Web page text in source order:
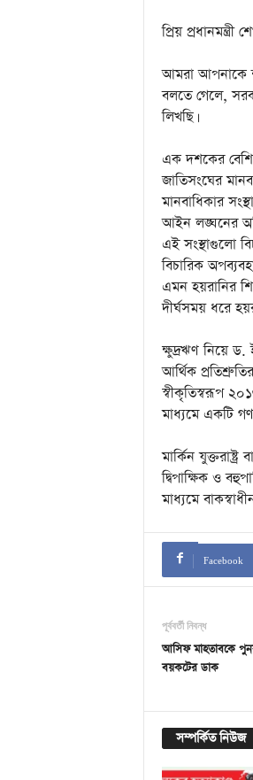
প্রিয় প্রধানমন্ত্রী
আমরা আপনাকে
বলতে গেলে,
লিখছি।
এক দশকের বেশি
জাতিসংঘের
মানবাধিকার
আইন লঙ্ঘনের
এই সংস্থাগুলো
বিচারিক
এমন হয়রানির
দীর্ঘসময় ধরে
ক্ষুদ্রঋণ নিয়ে ড.
আর্থিক
স্বীকৃতিস্বরূপ
মাধ্যমে একটি
মার্কিন
দ্বিপাক্ষিক ও
মাধ্যমে
Facebook
পূর্ববর্তী নিবন্ধ
আসিফ মাহতাবকে
বয়কটের ডাক
সম্পর্কিত নিউজ